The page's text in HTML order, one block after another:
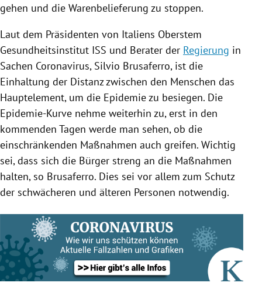
gehen und die Warenbelieferung zu stoppen.
Laut dem Präsidenten von Italiens Oberstem
Gesundheitsinstitut ISS und Berater der Regierung in
Sachen Coronavirus, Silvio Brusaferro, ist die
Einhaltung der Distanz zwischen den Menschen das
Hauptelement, um die Epidemie zu besiegen. Die
Epidemie-Kurve nehme weiterhin zu, erst in den
kommenden Tagen werde man sehen, ob die
einschränkenden Maßnahmen auch greifen. Wichtig
sei, dass sich die Bürger streng an die Maßnahmen
halten, so Brusaferro. Dies sei vor allem zum Schutz
der schwächeren und älteren Personen notwendig.